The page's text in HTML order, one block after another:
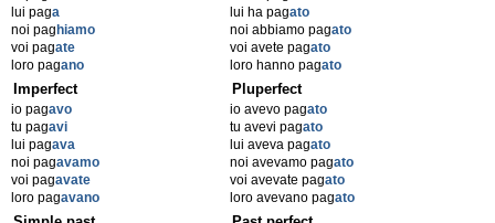
lui paga
noi pag hiamo
voi pagate
loro pagano
lui ha pagato
noi abbiamo pagato
voi avete pagato
loro hanno pagato
Imperfect
io pagavo
tu pagavi
lui pagava
noi pagavamo
voi pagavate
loro pagavano
Pluperfect
io avevo pagato
tu avevi pagato
lui aveva pagato
noi avevamo pagato
voi avevate pagato
loro avevano pagato